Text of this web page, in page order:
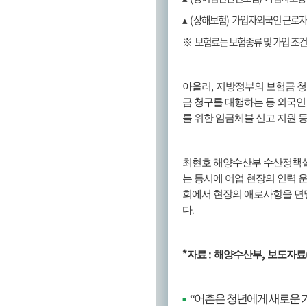
▴(상해보험) 가입자외국인 근로자
※ 보험료는 보험종류 및 가입 조
아울러, 지방정부의 보험금
금 청구를 대행하는 등 외국
를 위한 임금체불 신고 지원
최현호 해양수산부 수산정책
는 동시에 어업 현장의 인력
회에서 현장의 애로사항을
다.
*자료 : 해양수산부, 보도자료
■ “어촌은 청년에게 새로운